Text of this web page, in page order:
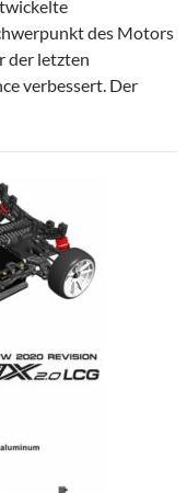
des Motors
der letzten
verbessert. Der